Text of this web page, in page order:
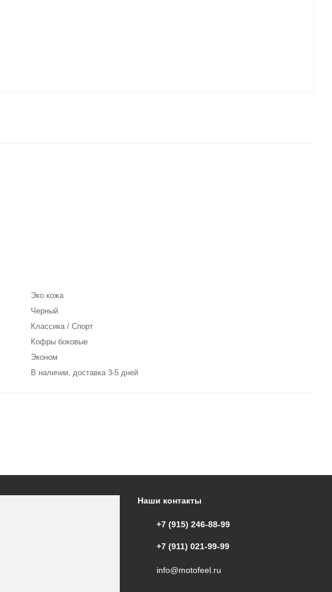
Эко кожа
Черный
Классика / Спорт
Кофры боковые
Эконом
В наличии, доставка 3-5 дней
Наши контакты
+7 (915) 246-88-99
+7 (911) 021-99-99
info@motofeel.ru